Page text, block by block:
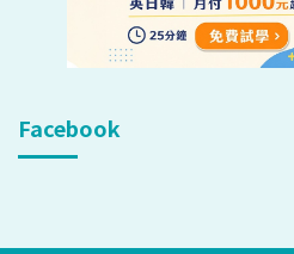
Facebook